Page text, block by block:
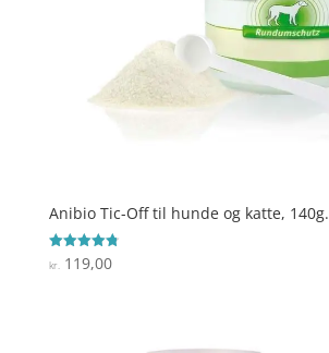
Anibio Tic-Off til hunde og katte, 140g.
Vurderet
4.8
kr.119,00